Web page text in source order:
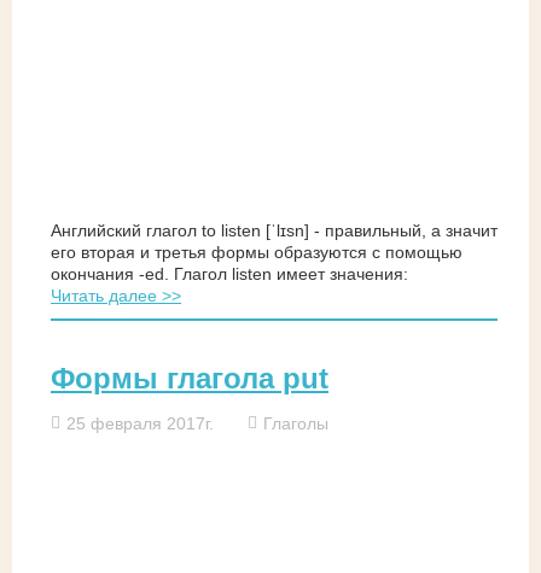
Английский глагол to listen [ˈlɪsn] - правильный, а значит
его вторая и третья формы образуются с помощью
окончания -ed. Глагол listen имеет значения:
Читать далее >>
Формы глагола put
25 февраля 2017г. Глаголы